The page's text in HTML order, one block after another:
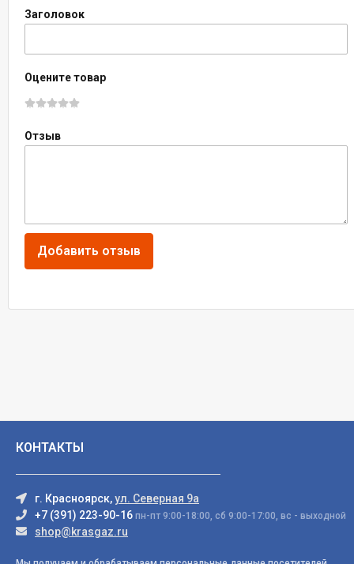
Заголовок
Оцените товар
Отзыв
КОНТАКТЫ
г. Красноярск,ул. Северная 9а
+7 (391) 223-90-16 пн-пт 9:00-18:00, сб 9:00-17:00, вс - выходной
shop@krasgaz.ru